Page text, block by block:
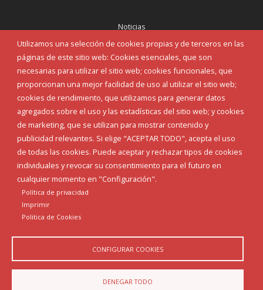
Utilizamos una selección de cookies propias y de terceros en las
páginas de este sitio web: Cookies esenciales, que son
necesarias para utilizar el sitio web; cookies funcionales, que
proporcionan una mejor facilidad de uso al utilizar el sitio web;
cookies de rendimiento, que utilizamos para generar datos
agregados sobre el uso y las estadísticas del sitio web; y cookies
de marketing, que se utilizan para mostrar contenido y
publicidad relevantes. Si elige "ACEPTAR TODO", acepta el uso
de todas las cookies. Puede aceptar y rechazar tipos de cookies
individuales y revocar su consentimiento para el futuro en
cualquier momento en "Configuración".
Política de privacidad
Imprimir
Politica de Cookies
CONFIGURAR COOKIES
DENEGAR TODO
Noticias
Eventos
Corporación Municipal
Teléfonos de interés
INICIAR SESIÓN
MAPA WEB